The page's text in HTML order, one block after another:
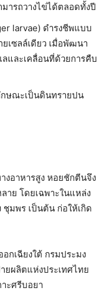
ารถวางไข่ได้ตลอดทั้งปี
larvae) ดำรงชีพแบบ
เซลล์เดียว เมื่อพัฒนา
และเคลื่อนที่ด้วยการคืบ
ษณะเป็นดินทรายปน
งอาหารสูง หอยชักตีนจึง
าย โดยเฉพาะในแหล่ง
ชุมพร เป็นต้น ก่อให้เกิด
กเฉียงใต้ กรมประมง
ยผลิตแห่งประเทศไทย
ะศรีบอยา